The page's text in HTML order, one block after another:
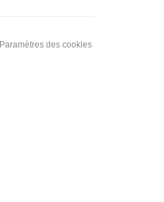
Paramètres des cookies